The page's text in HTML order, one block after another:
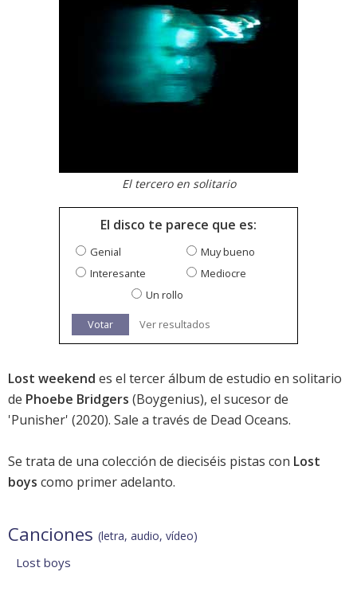
El tercero en solitario
El disco te parece que es:
Genial
Muy bueno
Interesante
Mediocre
Un rollo
Votar Ver resultados
Lost weekend es el tercer álbum de estudio en solitario
de Phoebe Bridgers (Boygenius), el sucesor de
'Punisher' (2020). Sale a través de Dead Oceans.
Se trata de una colección de dieciséis pistas con Lost
boys como primer adelanto.
Canciones (letra, audio, vídeo)
Lost boys